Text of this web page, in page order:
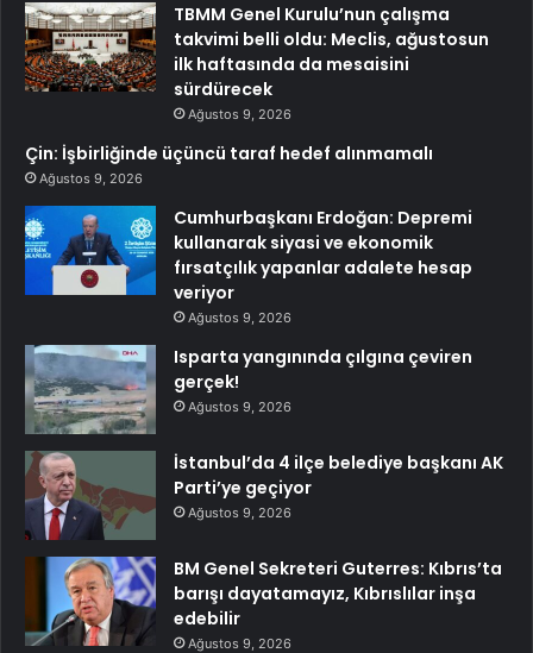
TBMM Genel Kurulu’nun çalışma
takvimi belli oldu: Meclis, ağustosun
ilk haftasında da mesaisini
sürdürecek
Ağustos 9, 2026
Çin: İşbirliğinde üçüncü taraf hedef alınmamalı
Ağustos 9, 2026
Cumhurbaşkanı Erdoğan: Depremi
kullanarak siyasi ve ekonomik
fırsatçılık yapanlar adalete hesap
veriyor
Ağustos 9, 2026
Isparta yangınında çılgına çeviren
gerçek!
Ağustos 9, 2026
İstanbul’da 4 ilçe belediye başkanı AK
Parti’ye geçiyor
Ağustos 9, 2026
BM Genel Sekreteri Guterres: Kıbrıs’ta
barışı dayatamayız, Kıbrıslılar inşa
edebilir
Ağustos 9, 2026